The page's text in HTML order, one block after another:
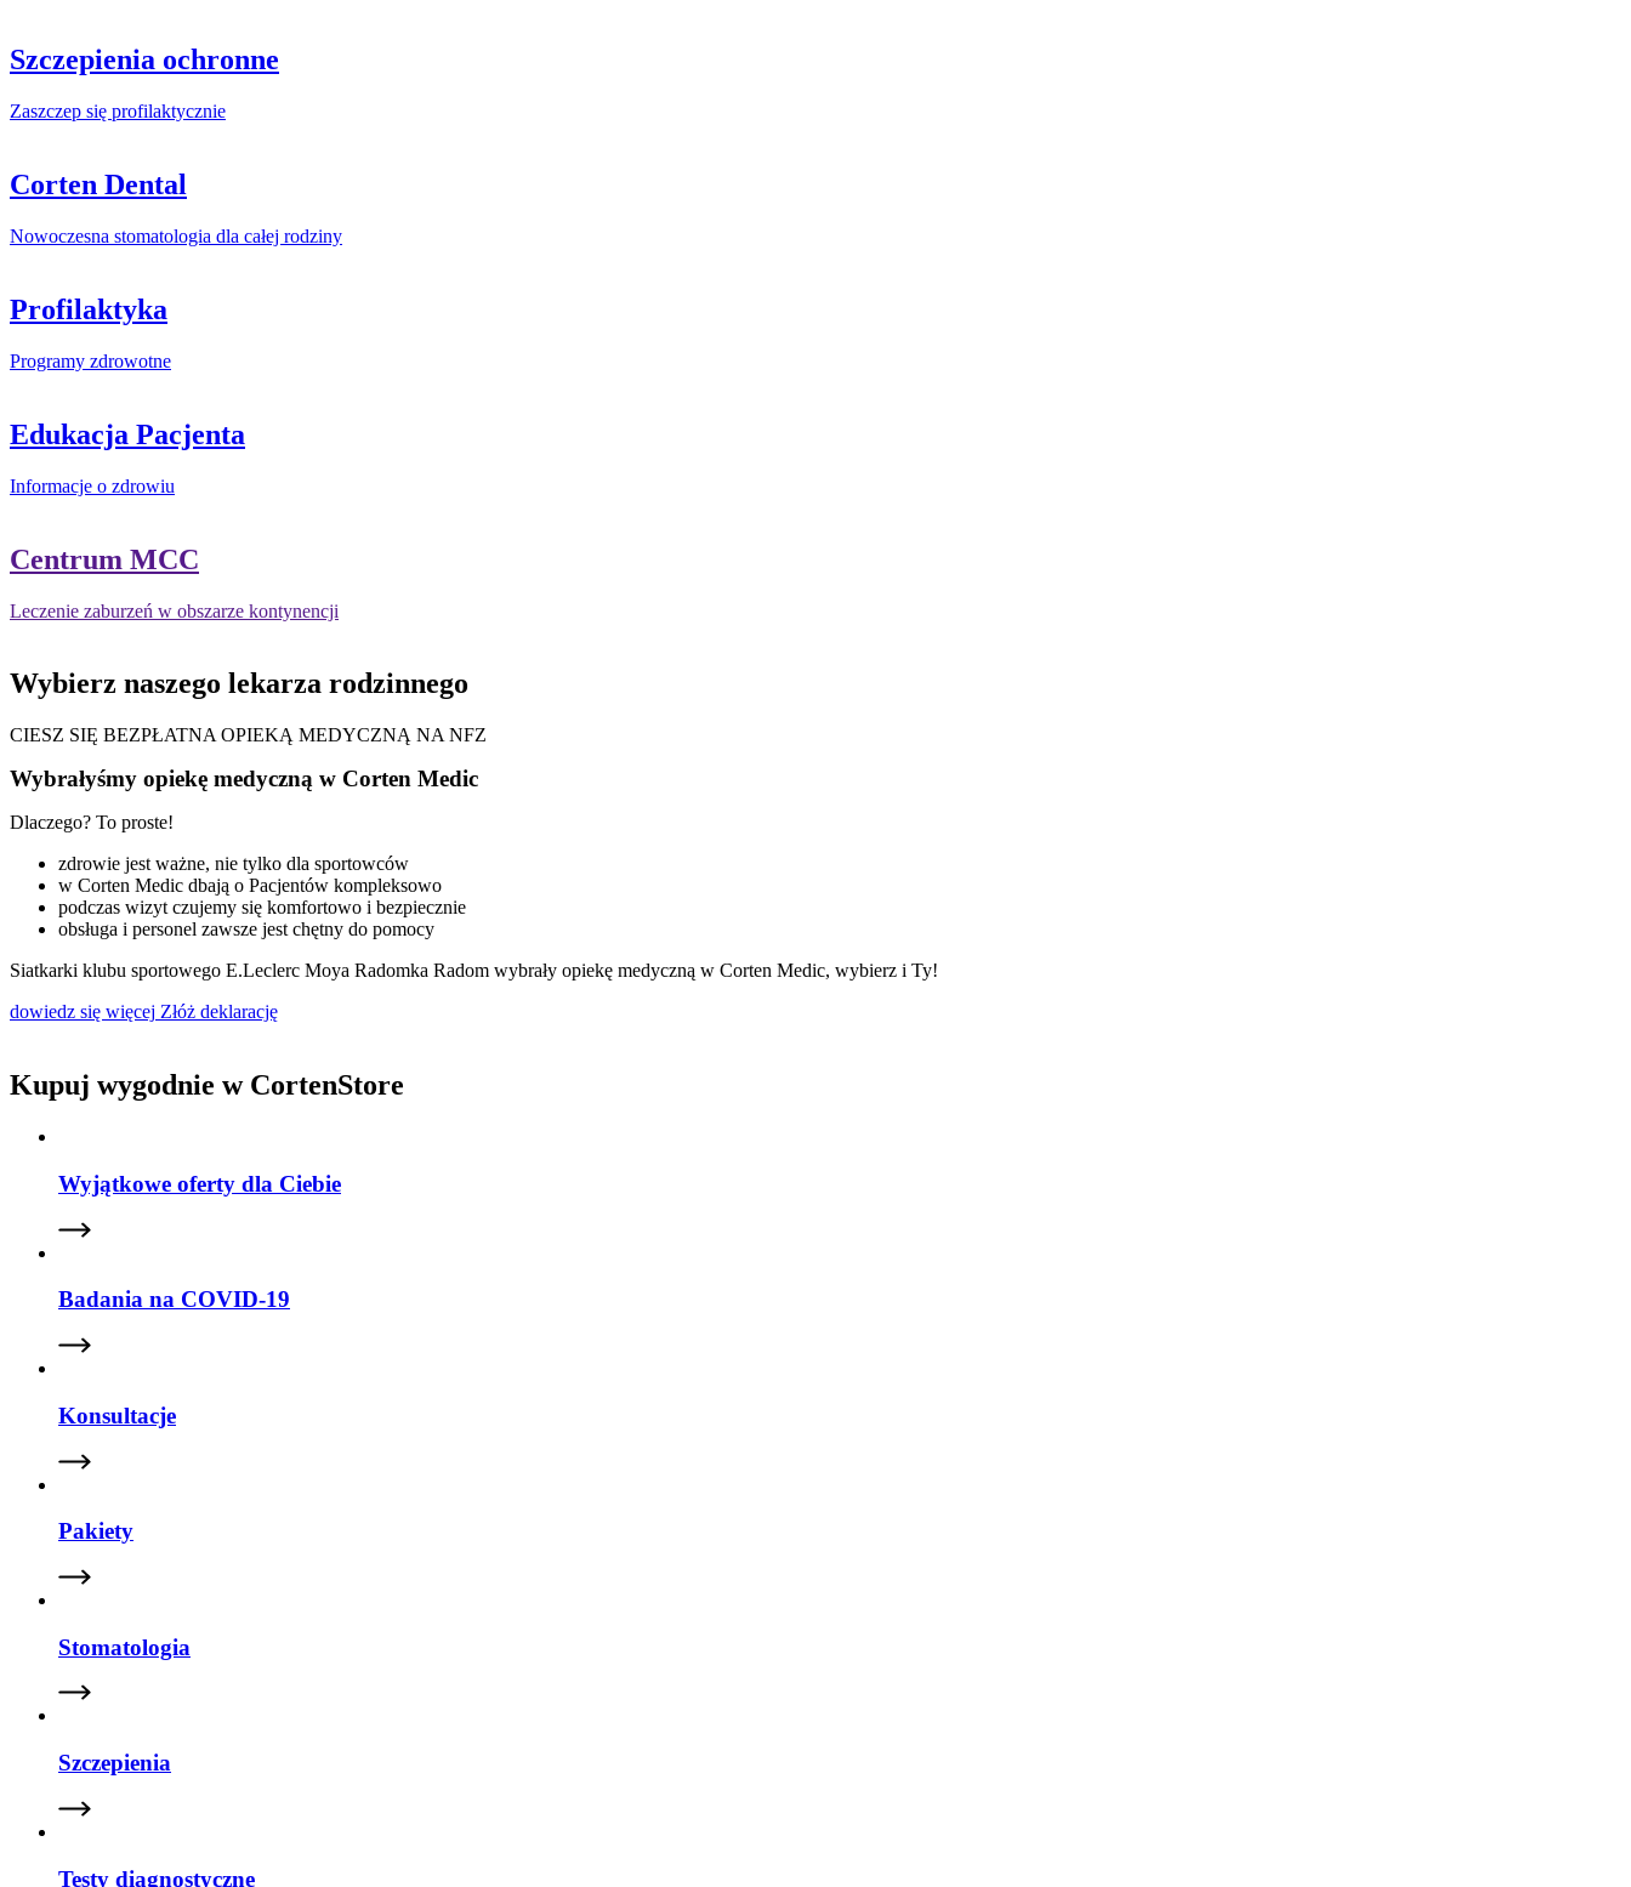
Szczepienia ochronne
Zaszczep się profilaktycznie
Corten Dental
Nowoczesna stomatologia dla całej rodziny
Profilaktyka
Programy zdrowotne
Edukacja Pacjenta
Informacje o zdrowiu
Centrum MCC
Leczenie zaburzeń w obszarze kontynencji
Wybierz naszego lekarza rodzinnego
CIESZ SIĘ BEZPŁATNA OPIEKĄ MEDYCZNĄ NA NFZ
Wybrałyśmy opiekę medyczną w Corten Medic
Dlaczego? To proste!
zdrowie jest ważne, nie tylko dla sportowców
w Corten Medic dbają o Pacjentów kompleksowo
podczas wizyt czujemy się komfortowo i bezpiecznie
obsługa i personel zawsze jest chętny do pomocy
Siatkarki klubu sportowego E.Leclerc Moya Radomka Radom wybrały opiekę medyczną w Corten Medic, wybierz i Ty!
dowiedz się więcej Złóż deklarację
Kupuj wygodnie w CortenStore
Wyjątkowe oferty dla Ciebie
Badania na COVID-19
Konsultacje
Pakiety
Stomatologia
Szczepienia
Testy diagnostyczne